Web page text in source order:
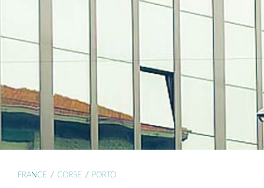
FRANCE / CORSE / PORTO